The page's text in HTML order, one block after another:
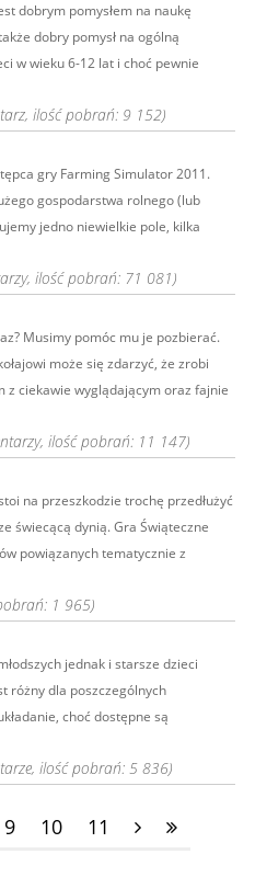
dobrym pomysłem na naukę
dobry pomysł na ogólną
w wieku 6-12 lat i choć pewnie
ilość pobrań: 9 152)
gry Farming Simulator 2011.
gospodarstwa rolnego (lub
jedno niewielkie pole, kilka
ilość pobrań: 71 081)
Musimy pomóc mu je pozbierać.
może się zdarzyć, że zrobi
z ciekawie wyglądającym oraz fajnie
ilość pobrań: 11 147)
na przeszkodzie trochę przedłużyć
świecącą dynią. Gra Świąteczne
powiązanych tematycznie z
1 965)
jednak i starsze dzieci
różny dla poszczególnych
choć dostępne są
ilość pobrań: 5 836)
9 10 11